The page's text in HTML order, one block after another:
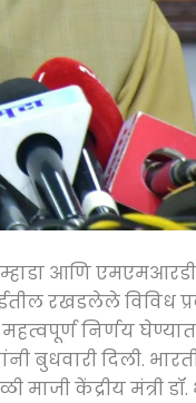
म्हाडा आणि
रखडलेले विविध
महत्वपूर्ण निर्णय
बुधवारी दिली.
माजी केंद्रीय मंत्री